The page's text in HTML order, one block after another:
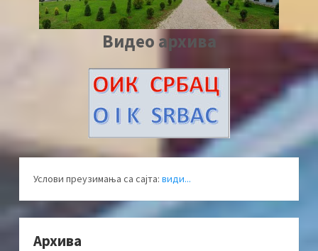
Видео архива
Услови преузимања са сајта: види...
Архива